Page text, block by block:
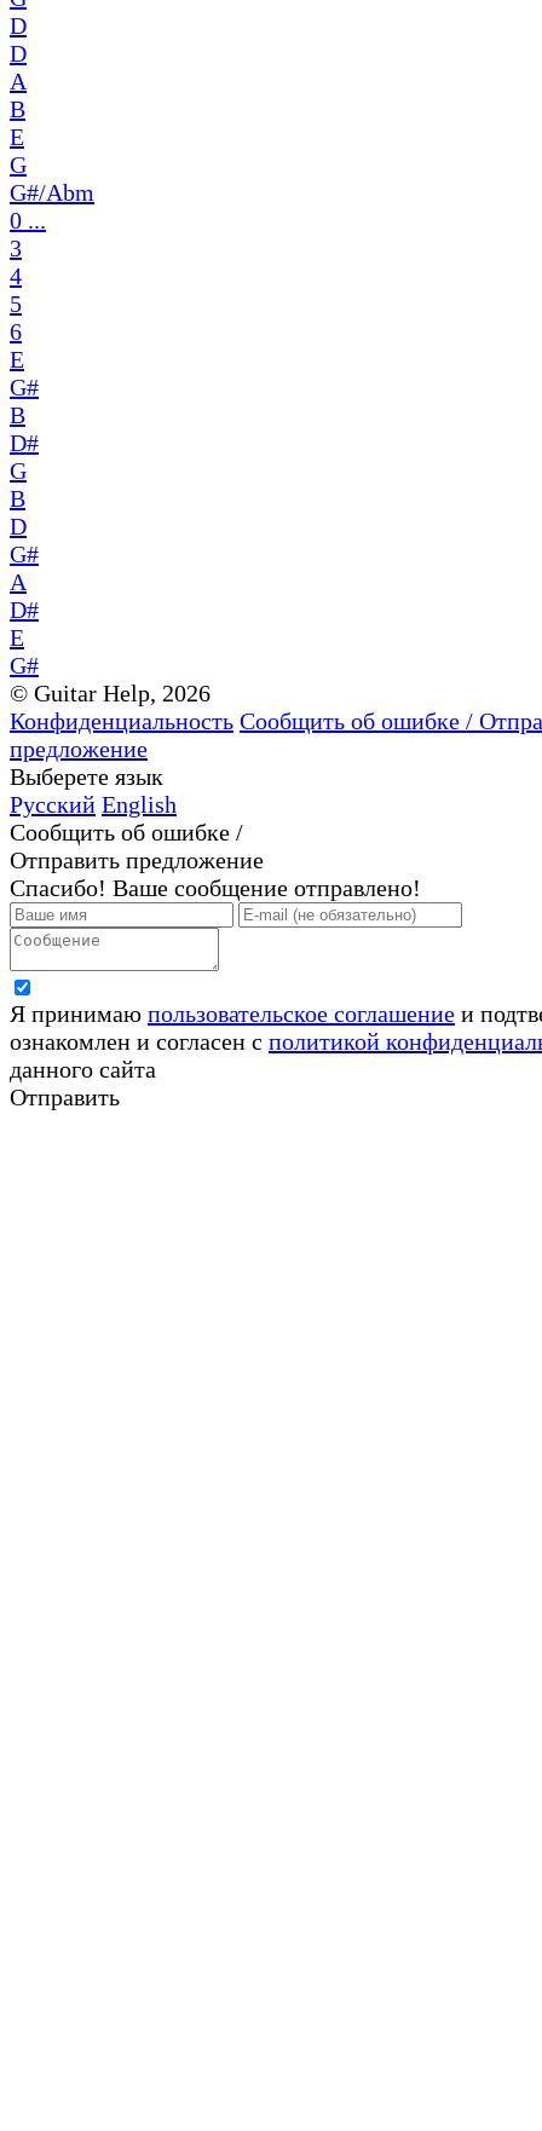
D
D
A
B
E
G
G#/Abm
0 ...
3
4
5
6
E
G#
B
D#
G
B
D
G#
A
D#
E
G#
© Guitar Help, 2026
Конфиденциальность Сообщить об ошибке /
предложение
Выберете язык
Русский English
Сообщить об ошибке /
Отправить предложение
Спасибо! Ваше сообщение отправлено!
Я принимаю пользовательское соглашение и
ознакомлен и согласен с политикой
данного сайта
Отправить